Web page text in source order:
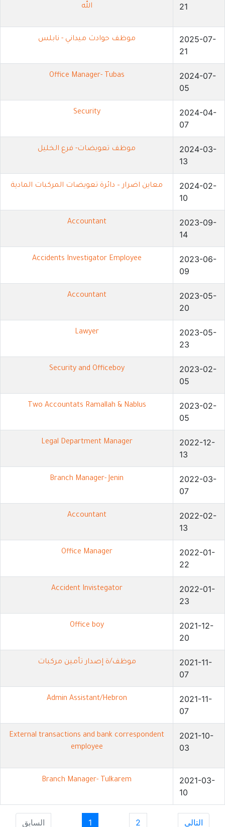
الله
21
موظف حوادث ميداني - نابلس
2025-07-
21
Office Manager- Tubas
2024-07-
05
Security
2024-04-
07
موظف تعويضات- فرع الخليل
2024-03-
13
معاين اضرار – دائرة تعويضات المركبات المادية
2024-02-
10
Accountant
2023-09-
14
Accidents Investigator Employee
2023-06-
09
Accountant
2023-05-
20
Lawyer
2023-05-
23
Security and Officeboy
2023-02-
05
Two Accountats Ramallah & Nablus
2023-02-
05
Legal Department Manager
2022-12-
13
Branch Manager- Jenin
2022-03-
07
Accountant
2022-02-
13
Office Manager
2022-01-
22
Accident Invistegator
2022-01-
23
Office boy
2021-12-
20
موظف/ة إصدار تأمين مركبات
2021-11-
07
Admin Assistant/Hebron
2021-11-
07
External transactions and bank correspondent
employee
2021-10-
03
Branch Manager- Tulkarem
2021-03-
10
السابق 1 2 التالي